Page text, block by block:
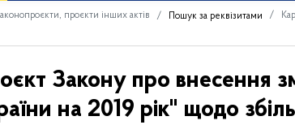
проєкти інших актів Пошук за реквізитами
Закону про внесення
на 2019 рік" щодо